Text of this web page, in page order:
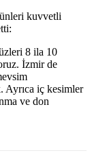
kuvvetli
8 ila 10
İzmir de
Ayrıca iç kesimler
ve don